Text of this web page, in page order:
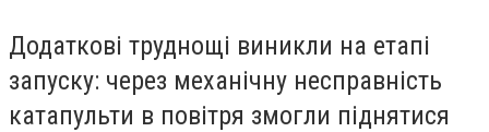
Додаткові труднощі виникли на етапі
запуску: через механічну несправність
катапульти в повітря змогли піднятися